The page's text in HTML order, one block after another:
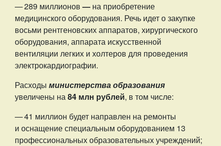
— 289 миллионов— на приобретение
медицинского оборудования. Речь идет о закупке
восьми рентгеновских аппаратов, хирургического
оборудования, аппарата искусственной
вентиляции легких и холтеров для проведения
электрокардиографии.
Расходы министерства образования
увеличены на84 млн рублей, в том числе:
— 41 миллион будет направлен на ремонты
и оснащение специальным оборудованием 13
профессиональных образовательных учреждений;